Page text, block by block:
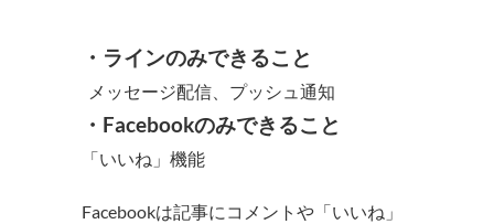
・ラインのみできること
メッセージ配信、プッシュ通知
・Facebookのみできること
「いいね」機能
Facebookは記事にコメントや「いいね」